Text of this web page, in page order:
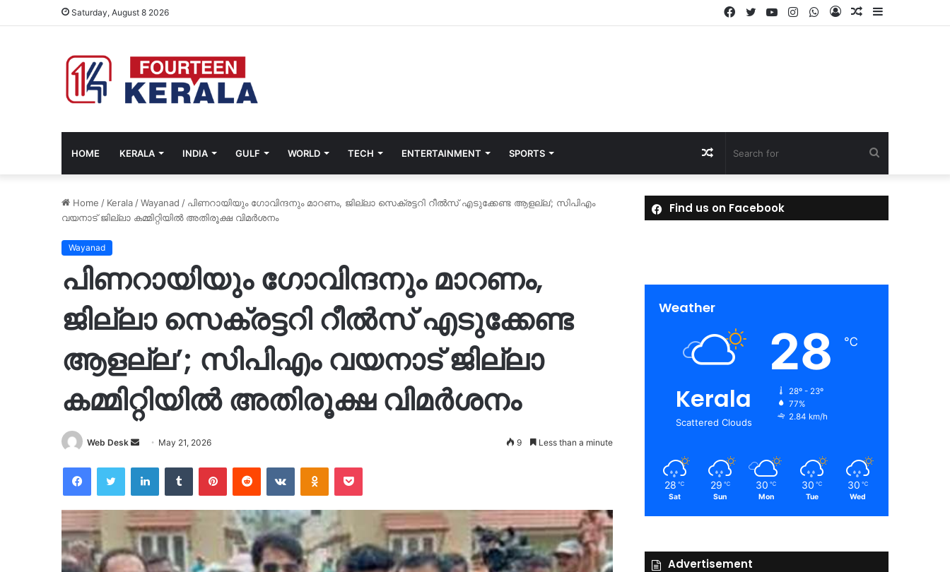
Saturday, August 8 2026 Sidebar
Random
Log
WhatsApp
Instagram
YouTube
Twitter
Facebook
HOME KERALA INDIA GULF WORLD TECH ENTERTAINMENT SPORTS
for
Random
Article
Home / Kerala /Wayanad / പിണറായിയും ഗോവിന്ദനും മാറണം, ജില്ലാ സെക്രട്ടറി റീൽസ് എടുക്കേണ്ട ആളല്ല’; സിപിഎം
വയനാട് ജില്ലാ കമ്മിറ്റിയിൽ അതിരൂക്ഷ വിമർശനം
Wayanad
പിണറായിയും ഗോവിന്ദനും മാറണം,
ജില്ലാ സെക്രട്ടറി റീൽസ് എടുക്കേണ്ട
ആളല്ല’; സിപിഎം വയനാട് ജില്ലാ
കമ്മിറ്റിയിൽ അതിരൂക്ഷ വിമർശനം
Web Desk
Send
email
May 21, 2026 9 Less than a minute
FacebookTwitter LinkedInTumblr PinterestReddit VKontakteOdnoklassniki
Pocket
Find us on Facebook
Weather
Kerala
Scattered Clouds
28 ℃
28º - 23º
77%
2.84 km/h
28 ℃
Sat
29 ℃
Sun
30 ℃
Mon
30 ℃
Tue
30 ℃
Wed
Advertisement